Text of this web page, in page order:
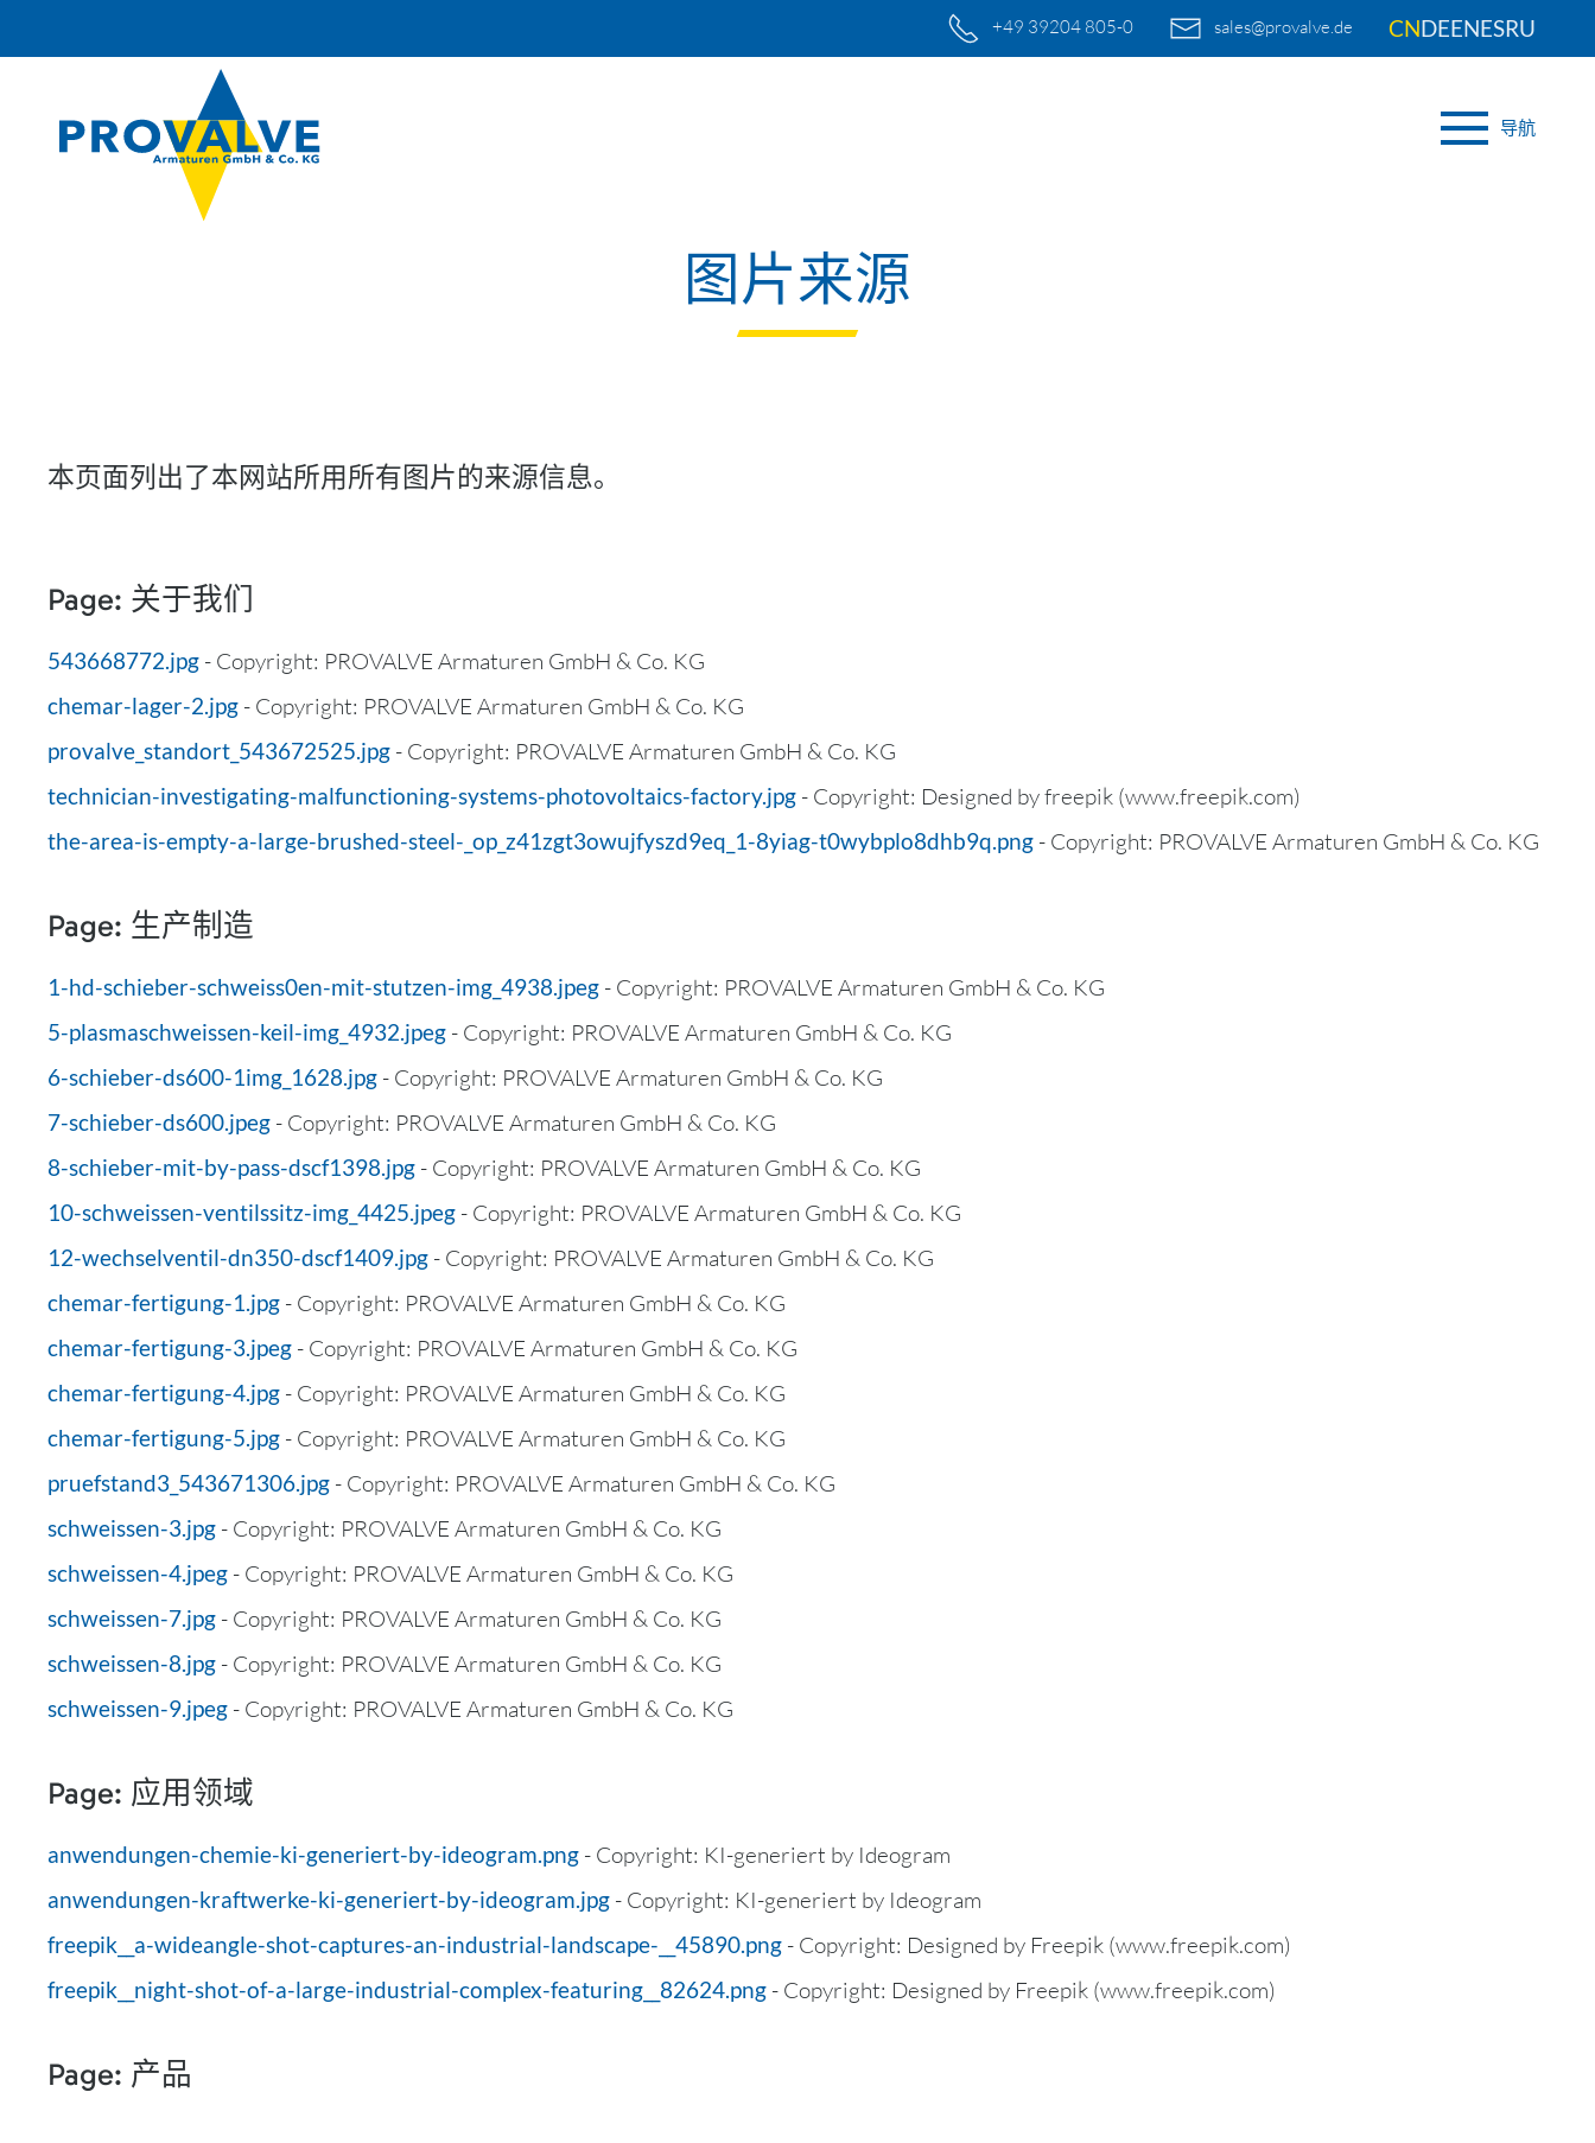
+49 39204 805-0 sales@provalve.de CNDEENESRU
导航
图片来源
本页面列出了本网站所用所有图片的来源信息。
Page: 关于我们
543668772.jpg - Copyright: PROVALVE Armaturen GmbH & Co. KG
chemar-lager-2.jpg - Copyright: PROVALVE Armaturen GmbH & Co. KG
provalve_standort_543672525.jpg - Copyright: PROVALVE Armaturen GmbH & Co. KG
technician-investigating-malfunctioning-systems-photovoltaics-factory.jpg - Copyright: Designed by freepik (www.freepik.com)
the-area-is-empty-a-large-brushed-steel-_op_z41zgt3owujfyszd9eq_1-8yiag-t0wybplo8dhb9q.png - Copyright: PROVALVE Armaturen GmbH & Co. KG
Page: 生产制造
1-hd-schieber-schweiss0en-mit-stutzen-img_4938.jpeg - Copyright: PROVALVE Armaturen GmbH & Co. KG
5-plasmaschweissen-keil-img_4932.jpeg - Copyright: PROVALVE Armaturen GmbH & Co. KG
6-schieber-ds600-1img_1628.jpg - Copyright: PROVALVE Armaturen GmbH & Co. KG
7-schieber-ds600.jpeg - Copyright: PROVALVE Armaturen GmbH & Co. KG
8-schieber-mit-by-pass-dscf1398.jpg - Copyright: PROVALVE Armaturen GmbH & Co. KG
10-schweissen-ventilssitz-img_4425.jpeg - Copyright: PROVALVE Armaturen GmbH & Co. KG
12-wechselventil-dn350-dscf1409.jpg - Copyright: PROVALVE Armaturen GmbH & Co. KG
chemar-fertigung-1.jpg - Copyright: PROVALVE Armaturen GmbH & Co. KG
chemar-fertigung-3.jpeg - Copyright: PROVALVE Armaturen GmbH & Co. KG
chemar-fertigung-4.jpg - Copyright: PROVALVE Armaturen GmbH & Co. KG
chemar-fertigung-5.jpg - Copyright: PROVALVE Armaturen GmbH & Co. KG
pruefstand3_543671306.jpg - Copyright: PROVALVE Armaturen GmbH & Co. KG
schweissen-3.jpg - Copyright: PROVALVE Armaturen GmbH & Co. KG
schweissen-4.jpeg - Copyright: PROVALVE Armaturen GmbH & Co. KG
schweissen-7.jpg - Copyright: PROVALVE Armaturen GmbH & Co. KG
schweissen-8.jpg - Copyright: PROVALVE Armaturen GmbH & Co. KG
schweissen-9.jpeg - Copyright: PROVALVE Armaturen GmbH & Co. KG
Page: 应用领域
anwendungen-chemie-ki-generiert-by-ideogram.png - Copyright: KI-generiert by Ideogram
anwendungen-kraftwerke-ki-generiert-by-ideogram.jpg - Copyright: KI-generiert by Ideogram
freepik__a-wideangle-shot-captures-an-industrial-landscape-__45890.png - Copyright: Designed by Freepik (www.freepik.com)
freepik__night-shot-of-a-large-industrial-complex-featuring__82624.png - Copyright: Designed by Freepik (www.freepik.com)
Page: 产品